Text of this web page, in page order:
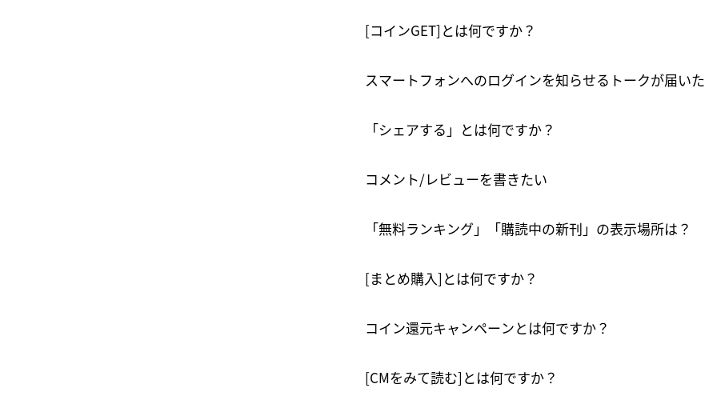
[コインGET]とは何ですか？
スマートフォンへのログインを知らせるトークが届いた
「シェアする」とは何ですか？
コメント/レビューを書きたい
「無料ランキング」「購読中の新刊」の表示場所は？
[まとめ購入]とは何ですか？
コイン還元キャンペーンとは何ですか？
[CMをみて読む]とは何ですか？
リンクをコピーしました